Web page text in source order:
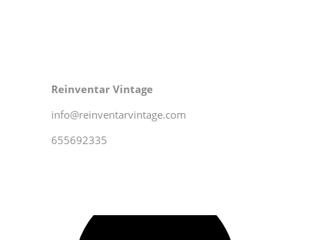
Reinventar Vintage
info@reinventarvintage.com
655692335